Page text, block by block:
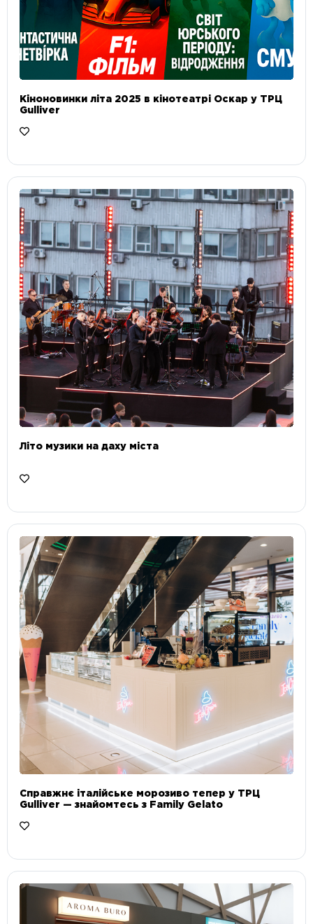
Кіноновинки літа 2025 в кінотеатрі Оскар у ТРЦ
Gulliver
Літо музики на даху міста
Справжнє італійське морозиво тепер у ТРЦ
Gulliver — знайомтесь з Family Gelato